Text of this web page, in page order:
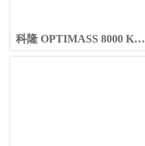
科隆 OPTIMASS 8000 K质